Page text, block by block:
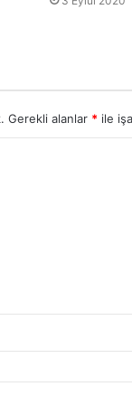
Gerekli alanlar * ile